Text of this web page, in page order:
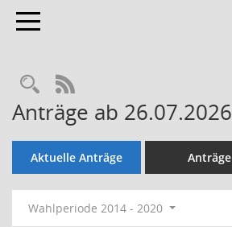
Toggle navigation
Rechercheauswahl
RSS-Feed
Anträge ab 26.07.2026
Aktuelle Anträge Anträge
Wahlperiode 2014 - 2020